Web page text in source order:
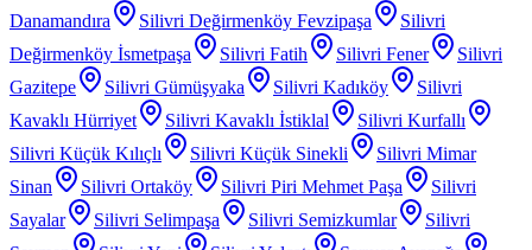
Danamandıra
Silivri Değirmenköy Fevzipaşa
Silivri
Değirmenköy İsmetpaşa
Silivri Fatih Silivri Fener
Silivri
Gazitepe
Silivri Gümüşyaka Silivri Kadıköy
Silivri
Kavaklı Hürriyet
Silivri Kavaklı İstiklal
Silivri Kurfallı
Silivri Küçük Kılıçlı
Silivri Küçük Sinekli
Silivri Mimar
Sinan
Silivri Ortaköy Silivri Piri Mehmet Paşa
Silivri
Sayalar
Silivri Selimpaşa Silivri Semizkumlar
Silivri